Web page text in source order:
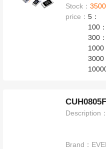
Stock：
price：5：
100：
300：
1000
3000
Description：
Brand：